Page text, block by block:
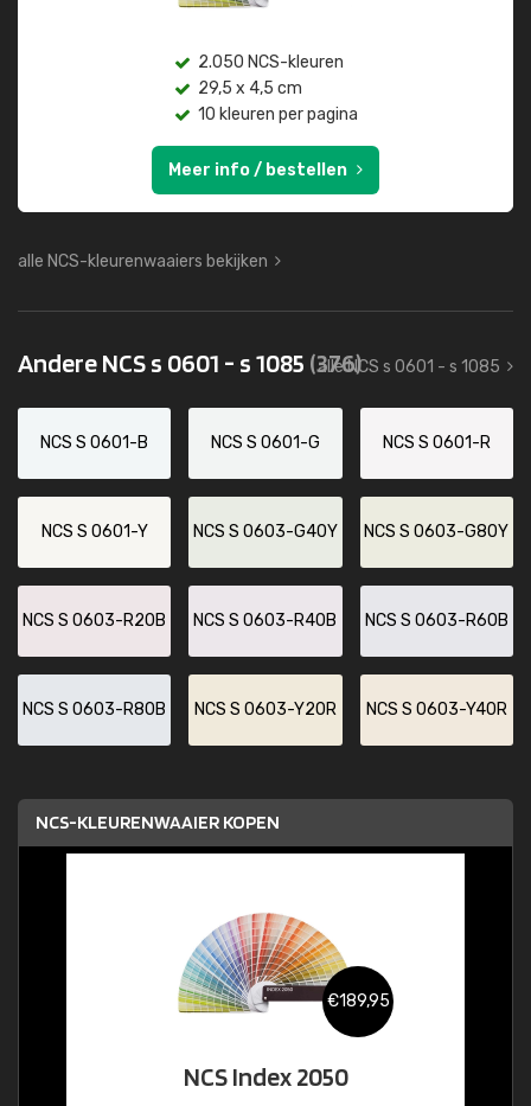
2.050 NCS-kleuren
29,5 x 4,5 cm
10 kleuren per pagina
Meer info / bestellen
alle NCS-kleurenwaaiers bekijken
Andere NCS s 0601 - s 1085 (376)
alle NCS s 0601 - s 1085
NCS S 0601-B NCS S 0601-G NCS S 0601-R
NCS S 0601-Y NCS S 0603-G40Y NCS S 0603-G80Y
NCS S 0603-R20B NCS S 0603-R40B NCS S 0603-R60B
NCS S 0603-R80B NCS S 0603-Y20R NCS S 0603-Y40R
NCS-KLEURENWAAIER KOPEN
€189,95
NCS Index 2050